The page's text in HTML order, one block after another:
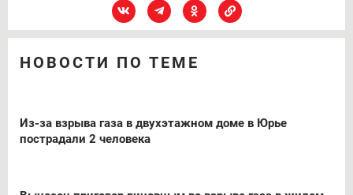
НОВОСТИ ПО ТЕМЕ
Из-за взрыва газа в двухэтажном доме в Юрье
пострадали 2 человека